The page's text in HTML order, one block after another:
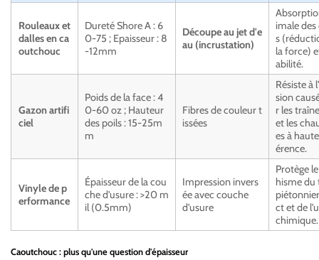
Rouleaux et
dalles en ca
outchouc
Dureté Shore A : 6
0-75 ; Epaisseur : 8
-12mm
Découpe au jet d'e
au (incrustation)
imale
s
la force)
abilité.
Gazon artifi
ciel
Poids de la face : 4
0-60 oz ; Hauteur
des poils : 15-25m
m
Fibres de couleur t
issées
Résiste à
sion
r les
et les
es à
érence.
Vinyle de p
erformance
Épaisseur de la cou
che d'usure : >20 m
il (0.5mm)
Impression invers
ée avec couche
d'usure
Protège
hisme du
ct et de
chimique.
Caoutchouc : plus qu'une question d'épaisseur